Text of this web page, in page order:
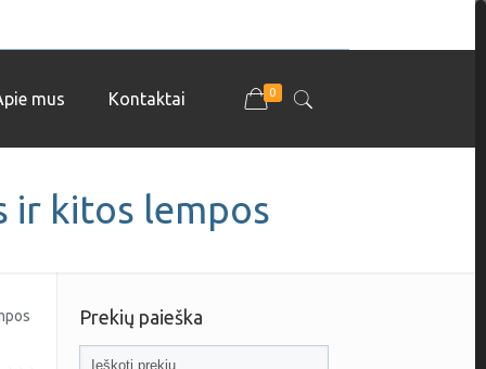
mus Kontaktai 0
ir kitos lempos
Prekių paieška